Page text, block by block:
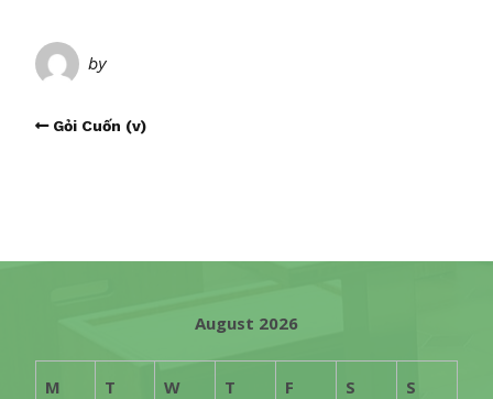
by
Gỏi Cuốn (v)
August 2026
M T W T F S S